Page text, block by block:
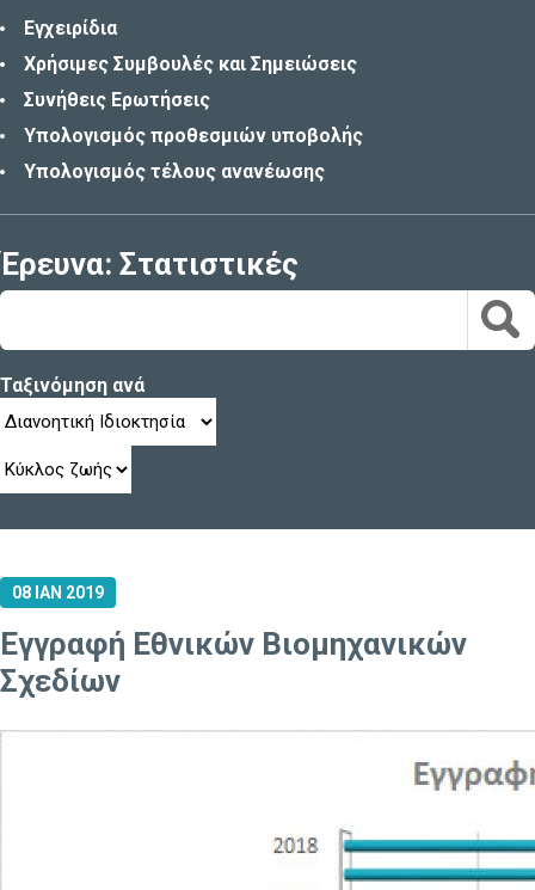
Εγχειρίδια
Χρήσιμες Συμβουλές και Σημειώσεις
Συνήθεις Ερωτήσεις
Υπολογισμός προθεσμιών υποβολής
Υπολογισμός τέλους ανανέωσης
Έρευνα: Στατιστικές
Ταξινόμηση ανά
08 ΙΑΝ 2019
Εγγραφή Εθνικών Βιομηχανικών
Σχεδίων